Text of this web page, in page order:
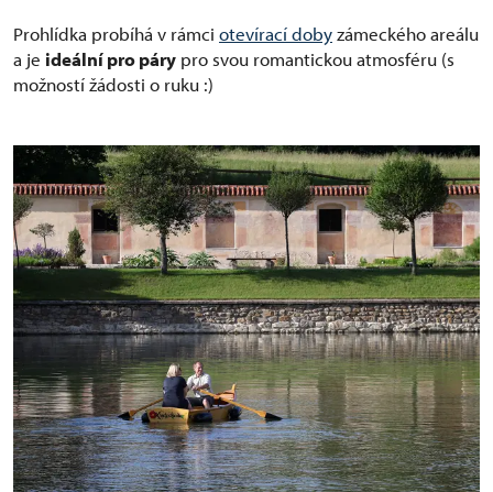
Prohlídka probíhá v rámci otevírací dobyzámeckého areálu
a je ideální pro páry pro svou romantickou atmosféru (s
možností žádosti o ruku :)